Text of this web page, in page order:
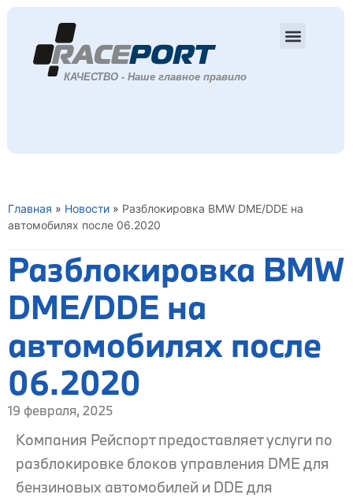
Главная » Новости » Разблокировка BMW DME/DDE на
автомобилях после 06.2020
Разблокировка BMW
DME/DDE на
автомобилях после
06.2020
19 февраля, 2025
Компания Рейспорт предоставляет услуги по
разблокировке блоков управления DME для
бензиновых автомобилей и DDE для